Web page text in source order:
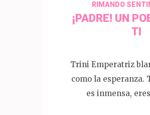
RIMANDO
¡PADRE! UN
TI
Trini Emperatriz
como la esperanza.
es inmensa,